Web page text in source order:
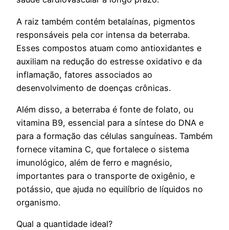
A raiz também contém betalaínas, pigmentos
responsáveis pela cor intensa da beterraba.
Esses compostos atuam como antioxidantes e
auxiliam na redução do estresse oxidativo e da
inflamação, fatores associados ao
desenvolvimento de doenças crônicas.
Além disso, a beterraba é fonte de folato, ou
vitamina B9, essencial para a síntese do DNA e
para a formação das células sanguíneas. Também
fornece vitamina C, que fortalece o sistema
imunológico, além de ferro e magnésio,
importantes para o transporte de oxigênio, e
potássio, que ajuda no equilíbrio de líquidos no
organismo.
Qual a quantidade ideal?